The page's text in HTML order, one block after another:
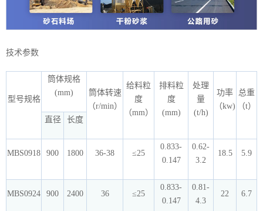
技术参数
型号规格
筒体规格
(mm)
筒体转速
（r/min）
给料粒
度
（mm）
排料粒
度
(mm)
处理
量
(t/h)
功率
（kw)
总重
（t）
直径
长度
MBS0918 900 1800 36-38 ≤25
0.833-
0.147
0.62-
3.2
18.5 5.9
MBS0924 900 2400 36 ≤25
0.833-
0.147
0.81-
4.3
22 6.7